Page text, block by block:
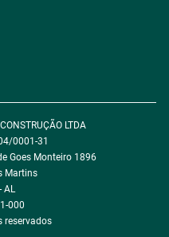
LTDA
0001-31
Goes Monteiro 1896
Martins
AL
000
reservados